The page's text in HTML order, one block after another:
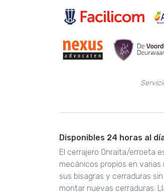
Disponibles 24 horas al
El cerrajero Onraita/erroeta
mecánicos propios en varias
sus bisagras y cerraduras
montar nuevas cerraduras.